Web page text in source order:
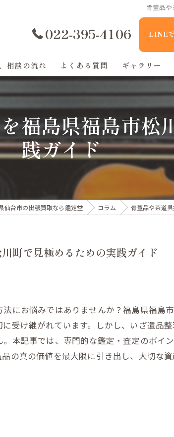
骨董品
022-395-4106 LINE
相談の流れ よくある質問 ギャラリー
福島県福島市松
践ガイド
仙台市の出張買取なら鑑定堂 コラム 骨董品や茶道
町で見極めるための実践ガイド
にお悩みではありませんか？福島県福島
受け継がれています。しかし、いざ遺品
本記事では、専門的な鑑定・査定のポイ
の真の価値を最大限に引き出し、大切な